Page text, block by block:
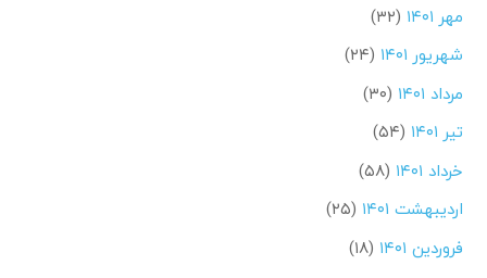
مهر ۱۴۰۱
(۳۲)
شهریور ۱۴۰۱
(۲۴)
مرداد ۱۴۰۱
(۳۰)
تیر ۱۴۰۱
(۵۴)
خرداد ۱۴۰۱
(۵۸)
اردیبهشت ۱۴۰۱
(۲۵)
فروردین ۱۴۰۱
(۱۸)